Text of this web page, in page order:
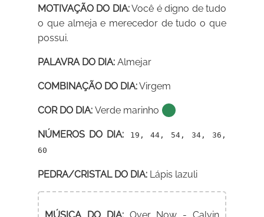
MOTIVAÇÃO DO DIA:Você é digno de tudo
o que almeja e merecedor de tudo o que
possui.
PALAVRA DO DIA: Almejar
COMBINAÇÃO DO DIA:Virgem
COR DO DIA: Verde marinho
NÚMEROS DO DIA:19, 44, 54, 34, 36,
60
PEDRA/CRISTAL DO DIA: Lápis lazuli